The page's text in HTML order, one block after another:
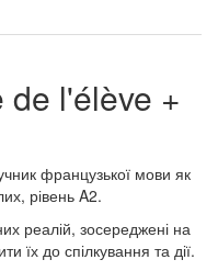
de l'élève +
французької мови як
рівень A2.
реалій, зосереджені на
їх до спілкування та дії.